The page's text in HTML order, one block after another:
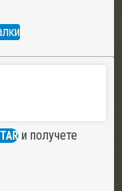
и получете